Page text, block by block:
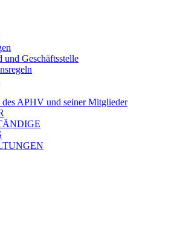
und Geschäftsstelle
des APHV und seiner Mitglieder